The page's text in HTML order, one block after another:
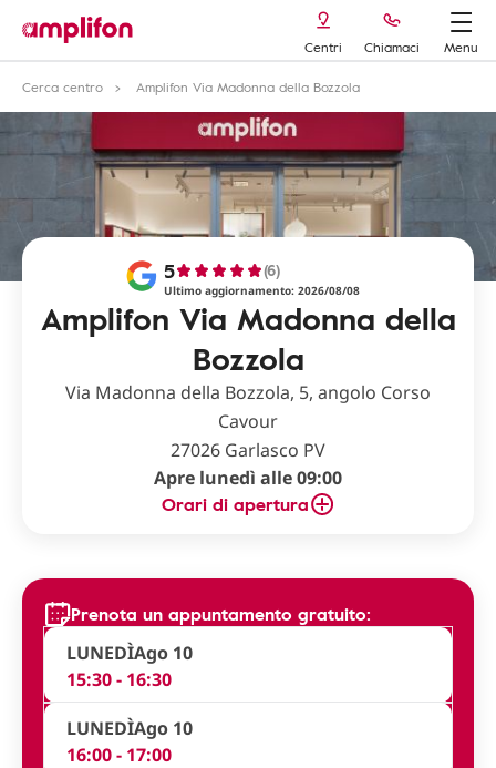
Centri Chiamaci
Menu
Cerca centro
Amplifon Via Madonna della Bozzola
Amplifon Via Madonna della
Bozzola
5 (6)
Ultimo aggiornamento: 2026/08/08
Via Madonna della Bozzola, 5, angolo Corso
Cavour
27026 Garlasco PV
Apre lunedì alle 09:00
Orari di apertura
Prenota un appuntamento gratuito:
LUNEDÌAgo 10
15:30 - 16:30
LUNEDÌAgo 10
16:00 - 17:00